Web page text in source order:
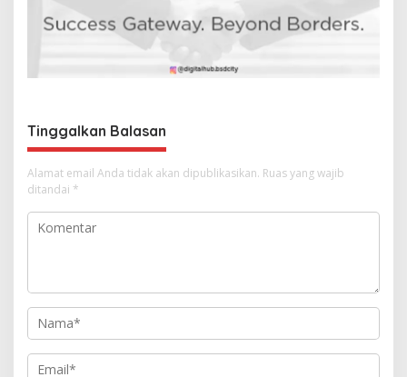
p
s
Tinggalkan Balasan
Alamat email Anda tidak akan dipublikasikan. Ruas yang wajib
ditandai *